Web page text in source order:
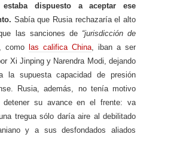
dispuesto a aceptar ese
Sabía que Rusia rechazaría el alto
las sanciones de “jurisdicción de
como las califica China , iban a ser
Xi Jinping y Narendra Modi, dejando
la supuesta capacidad de presión
Rusia, además, no tenía motivo
detener su avance en el frente: va
tregua sólo daría aire al debilitado
y a sus desfondados aliados